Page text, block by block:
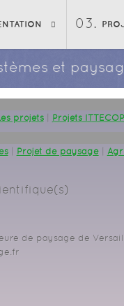
et
projets| Projets ITTECOP
| Projet de paysage|
de paysage de